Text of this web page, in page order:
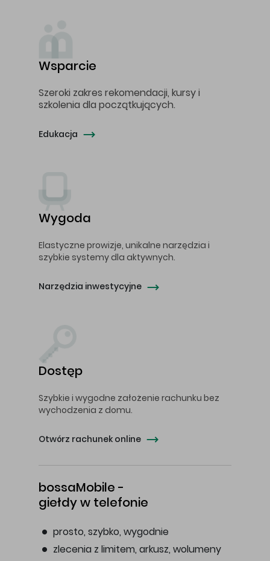
Wsparcie
Szeroki zakres rekomendacji, kursy i
szkolenia dla początkujących.
Edukacja
Wygoda
Elastyczne prowizje, unikalne narzędzia i
szybkie systemy dla aktywnych.
Narzędzia inwestycyjne
Dostęp
Szybkie i wygodne założenie rachunku bez
wychodzenia z domu.
Otwórz rachunek online
bossaMobile -
giełdy w telefonie
prosto, szybko, wygodnie
zlecenia z limitem, arkusz, wolumeny